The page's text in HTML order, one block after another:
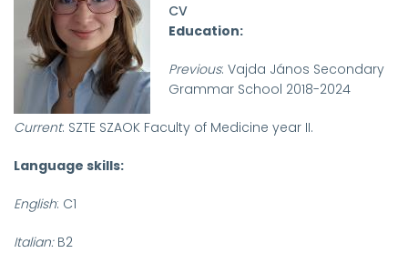
CV
Education:
Previous: Vajda János Secondary
Grammar School 2018-2024
Current: SZTE SZAOK Faculty of Medicine year II.
Language skills:
English: C1
Italian:B2